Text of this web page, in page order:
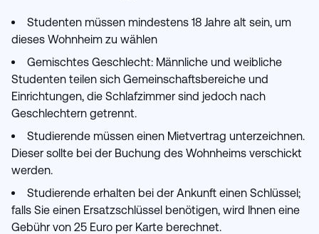
Studenten müssen mindestens 18 Jahre alt sein, um
dieses Wohnheim zu wählen
Gemischtes Geschlecht: Männliche und weibliche
Studenten teilen sich Gemeinschaftsbereiche und
Einrichtungen, die Schlafzimmer sind jedoch nach
Geschlechtern getrennt.
Studierende müssen einen Mietvertrag unterzeichnen.
Dieser sollte bei der Buchung des Wohnheims verschickt
werden.
Studierende erhalten bei der Ankunft einen Schlüssel;
falls Sie einen Ersatzschlüssel benötigen, wird Ihnen eine
Gebühr von 25 Euro per Karte berechnet.